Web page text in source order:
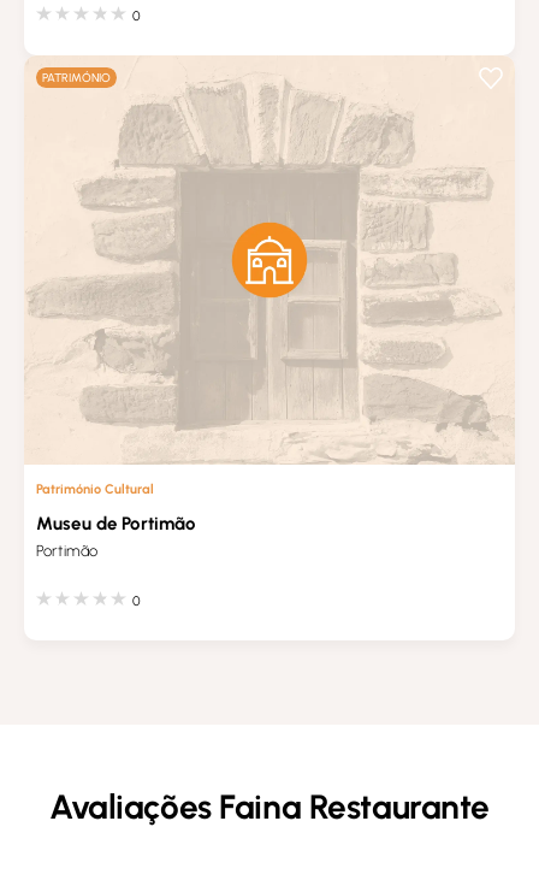
0
PATRIMÓNIO
Património Cultural
Museu de Portimão
Portimão
0
Avaliações Faina Restaurante